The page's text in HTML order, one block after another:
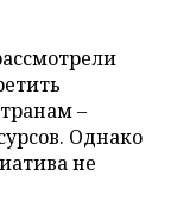
–
Однако
не